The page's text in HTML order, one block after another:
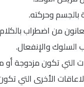
بالجسم وحركته.
من اضطراب
والإنفعال.
التي تكون مزدوجة أو
الأخرى التي